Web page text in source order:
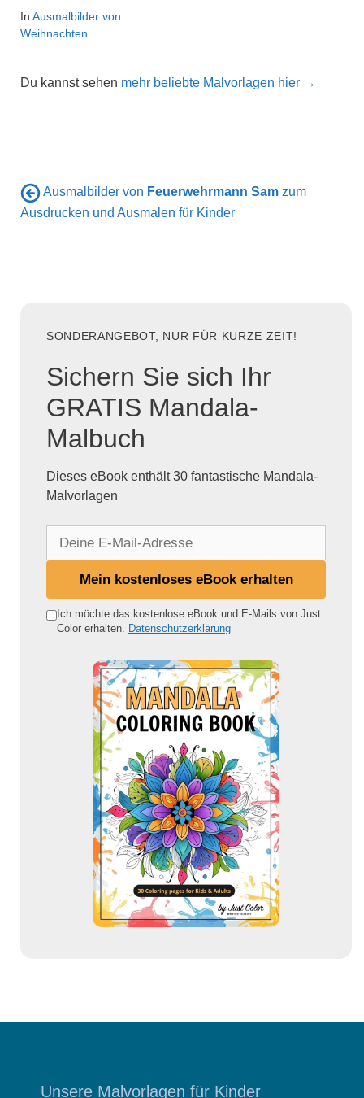
In Ausmalbilder von
Weihnachten
Du kannst sehen mehr beliebte Malvorlagen hier →
Ausmalbilder von Feuerwehrmann Sam zum
Ausdrucken und Ausmalen für Kinder
SONDERANGEBOT, NUR FÜR KURZE ZEIT!
Sichern Sie sich Ihr
GRATIS Mandala-
Malbuch
Dieses eBook enthält 30 fantastische Mandala-
Malvorlagen
e
Mein kostenloses eBook erhalten
Ich möchte das kostenlose eBook und E-Mails von Just
Color erhalten. Datenschutzerklärung
Unsere Malvorlagen für Kinder